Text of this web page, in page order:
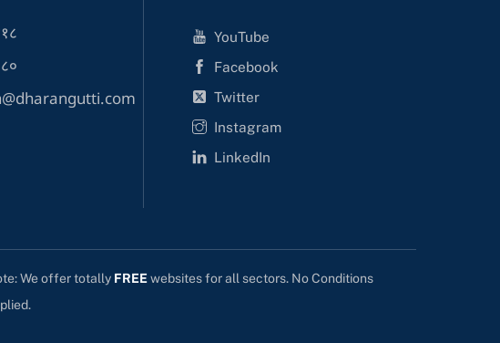
YouTube
Facebook
Twitter
Instagram
LinkedIn
We offer totally FREE websites for all sectors. No Conditions